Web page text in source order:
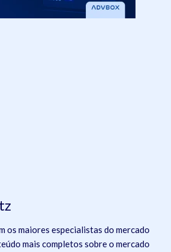
os maiores especialistas do mercado
mais completos sobre o mercado